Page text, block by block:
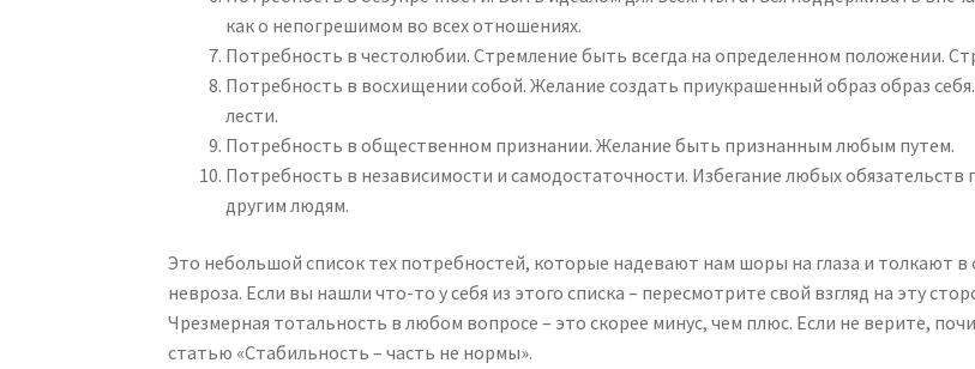
как о непогрешимом во всех отношениях.
Потребность в честолюбии. Стремление быть всегда на определенном положении.
Потребность в восхищении собой. Желание создать приукрашенный образ образ
лести.
Потребность в общественном признании. Желание быть признанным любым путем.
Потребность в независимости и самодостаточности. Избегание любых
другим людям.
Это небольшой список тех потребностей, которые надевают нам шоры на глаза и толкают в
невроза. Если вы нашли что-то у себя из этого списка – пересмотрите свой взгляд на эту
Чрезмерная тотальность в любом вопросе – это скорее минус, чем плюс. Если не верите,
статью «Стабильность – часть не нормы».